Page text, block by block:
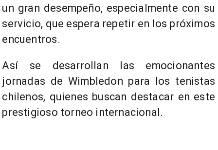
un gran desempeño, especialmente con su
servicio, que espera repetir en los próximos
encuentros.
Así se desarrollan las emocionantes
jornadas de Wimbledon para los tenistas
chilenos, quienes buscan destacar en este
prestigioso torneo internacional.